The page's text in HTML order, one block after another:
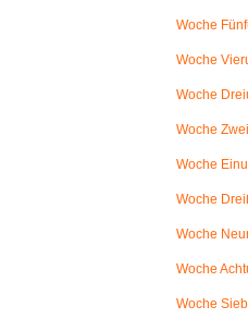
Woche
Woche
Woche
Woche
Woche
Woche
Woche
Woche
Woche